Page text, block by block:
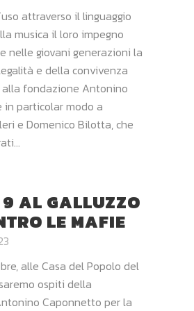
attraverso il linguaggio
musica il loro impegno
nelle giovani generazioni la
e della convivenza
alla fondazione Antonino
particolar modo a
e Domenico Bilotta, che
AL GALLUZZO
LE MAFIE
alle Casa del Popolo del
ospiti della
Caponnetto per la